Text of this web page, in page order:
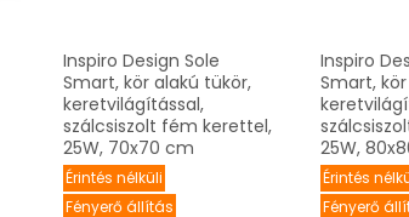
Inspiro Design Sole
Smart, kör alakú tükör,
keretvilágítással,
szálcsiszolt fém kerettel,
25W, 70x70 cm
Érintés nélküli
Fényerő állítás
Inspiro
Smart,
25W,
Érintés
Fényerő